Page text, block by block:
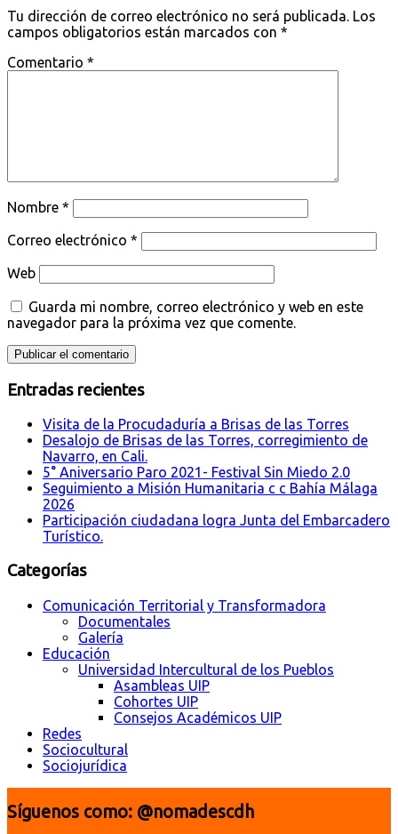
Tu dirección de correo electrónico no será publicada. Los
campos obligatorios están marcados con *
Comentario *
Nombre *
Correo electrónico *
Web
Guarda mi nombre, correo electrónico y web en este
navegador para la próxima vez que comente.
Entradas recientes
Visita de la Procudaduría a Brisas de las Torres
Desalojo de Brisas de las Torres, corregimiento de
Navarro, en Cali.
5° Aniversario Paro 2021- Festival Sin Miedo 2.0
Seguimiento a Misión Humanitaria c c Bahía Málaga
2026
Participación ciudadana logra Junta del Embarcadero
Turístico.
Categorías
Comunicación Territorial y Transformadora
Documentales
Galería
Educación
Universidad Intercultural de los Pueblos
Asambleas UIP
Cohortes UIP
Consejos Académicos UIP
Redes
Sociocultural
Sociojurídica
Síguenos como: @nomadescdh